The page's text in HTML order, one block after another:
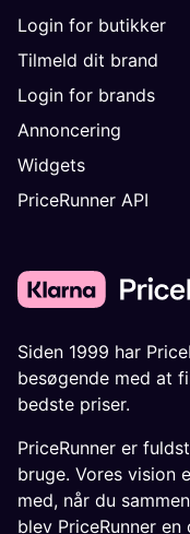
Login for butikker
Tilmeld dit brand
Login for brands
Annoncering
Widgets
PriceRunner API
Siden 1999 har
besøgende med at
bedste priser.
PriceRunner er
bruge. Vores vision
med, når du
blev PriceRunner en